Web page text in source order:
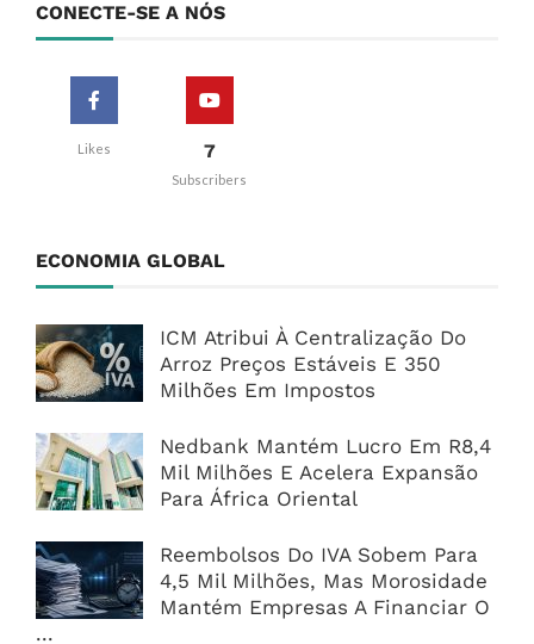
CONECTE-SE A NÓS
Likes 7
Subscribers
ECONOMIA GLOBAL
ICM Atribui À Centralização Do
Arroz Preços Estáveis E 350
Milhões Em Impostos
Nedbank Mantém Lucro Em R8,4
Mil Milhões E Acelera Expansão
Para África Oriental
Reembolsos Do IVA Sobem Para
4,5 Mil Milhões, Mas Morosidade
Mantém Empresas A Financiar O
...